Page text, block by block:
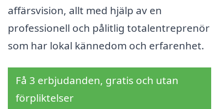
affärsvision, allt med hjälp av en
professionell och pålitlig totalentreprenör
som har lokal kännedom och erfarenhet.
Få 3 erbjudanden, gratis och utan
förpliktelser